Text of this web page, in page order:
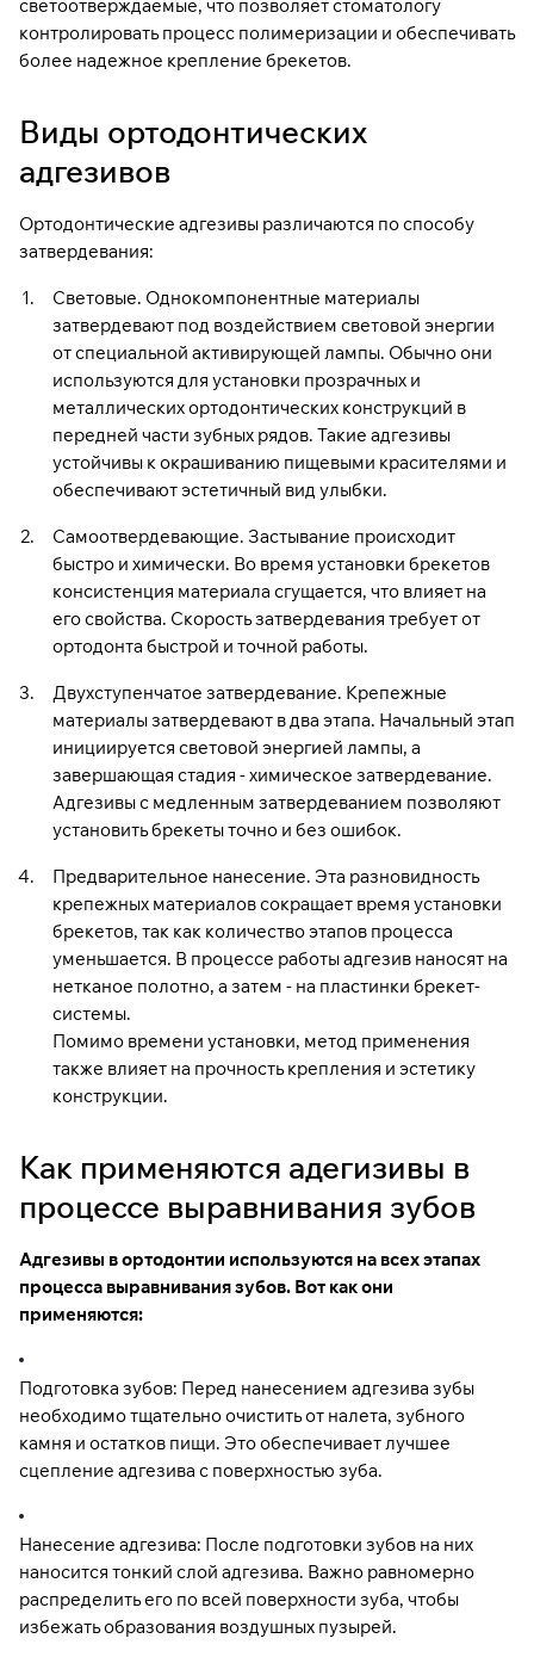
светоотверждаемые, что позволяет стоматологу
контролировать процесс полимеризации и обеспечивать
более надежное крепление брекетов.
Виды ортодонтических
адгезивов
Ортодонтические адгезивы различаются по способу
затвердевания:
Световые. Однокомпонентные материалы
затвердевают под воздействием световой энергии
от специальной активирующей лампы. Обычно они
используются для установки прозрачных и
металлических ортодонтических конструкций в
передней части зубных рядов. Такие адгезивы
устойчивы к окрашиванию пищевыми красителями и
обеспечивают эстетичный вид улыбки.
Самоотвердевающие. Застывание происходит
быстро и химически. Во время установки брекетов
консистенция материала сгущается, что влияет на
его свойства. Скорость затвердевания требует от
ортодонта быстрой и точной работы.
Двухступенчатое затвердевание. Крепежные
материалы затвердевают в два этапа. Начальный этап
инициируется световой энергией лампы, а
завершающая стадия - химическое затвердевание.
Адгезивы с медленным затвердеванием позволяют
установить брекеты точно и без ошибок.
Предварительное нанесение. Эта разновидность
крепежных материалов сокращает время установки
брекетов, так как количество этапов процесса
уменьшается. В процессе работы адгезив наносят на
нетканое полотно, а затем - на пластинки брекет-
системы.
Помимо времени установки, метод применения
также влияет на прочность крепления и эстетику
конструкции.
Как применяются адегизивы в
процессе выравнивания зубов
Адгезивы в ортодонтии используются на всех этапах
процесса выравнивания зубов. Вот как они
применяются:
Подготовка зубов: Перед нанесением адгезива зубы
необходимо тщательно очистить от налета, зубного
камня и остатков пищи. Это обеспечивает лучшее
сцепление адгезива с поверхностью зуба.
Нанесение адгезива: После подготовки зубов на них
наносится тонкий слой адгезива. Важно равномерно
распределить его по всей поверхности зуба, чтобы
избежать образования воздушных пузырей.